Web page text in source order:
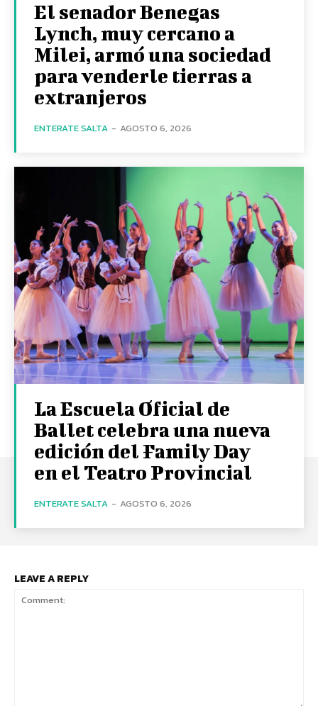
El senador Benegas
Lynch, muy cercano a
Milei, armó una sociedad
para venderle tierras a
extranjeros
ENTERATE SALTA - AGOSTO 6, 2026
La Escuela Oficial de
Ballet celebra una nueva
edición del Family Day
en el Teatro Provincial
ENTERATE SALTA - AGOSTO 6, 2026
LEAVE A REPLY